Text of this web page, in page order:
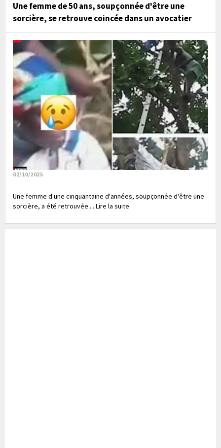
Une femme de 50 ans, soupçonnée d'être une
sorcière, se retrouve coincée dans un avocatier
02/10/2025
Une femme d'une cinquantaine d'années, soupçonnée d'être une
sorcière, a été retrouvée.... Lire la suite